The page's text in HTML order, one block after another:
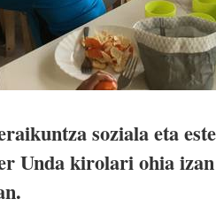
soziala eta
Unda kirolari ohia